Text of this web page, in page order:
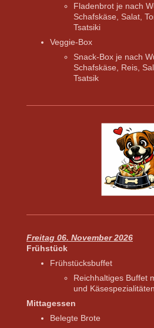
​Fladenbrot je nach
Schafskäse, Salat,
Tsatsiki
​Veggie-Box
​Snack-Box je nach
Schafskäse, Reis,
Tsatsik
Freitag 06. November 2026
Frühstück
Frühstücksbuffet
Reichhaltiges Buffet
und Käsespezialitäten
Mittagessen
Belegte Brote